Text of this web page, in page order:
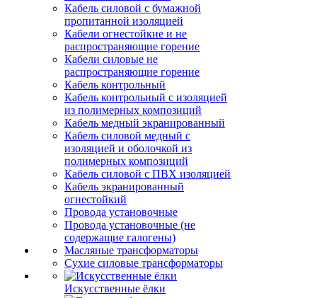
Кабель силовой с бумажной
пропитанной изоляцией
Кабели огнестойкие и не
распространяющие горение
Кабели силовые не
распространяющие горение
Кабель контрольный
Кабель контрольный с изоляцией
из полимерных композиций
Кабель медный экранированный
Кабель силовой медный с
изоляцией и оболочкой из
полимерных композиций
Кабель силовой с ПВХ изоляцией
Кабель экранированный
огнестойкий
Провода установочные
Провода установочные (не
содержащие галогены)
Масляные трансформаторы
Сухие силовые трансформаторы
Искусственные ёлки